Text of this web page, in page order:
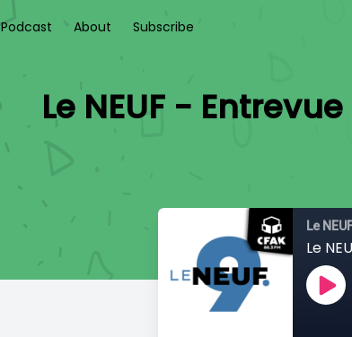
Podcast About Subscribe
Le NEUF -
Le
Le